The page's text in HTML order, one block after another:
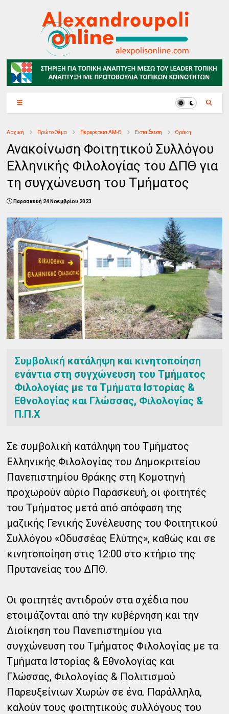
Αρχική Πρώτο Θέμα Περιφέρεια ΑΜ-Θ Εκπαίδευση Θράκη
Ανακοίνωση Φοιτητικού Συλλόγου
Ελληνικής Φιλολογίας του ΔΠΘ για
τη συγχώνευση του Τμήματος
Παρασκευή 24 Νοεμβρίου 2023
Συμβολική κατάληψη και κινητοποίηση
ενάντια στη συγχώνευση του Τμήματος
Φιλολογίας με τα Τμήματα Ιστορίας &
Εθνολογίας και Γλώσσας, Φιλολογίας &
Π.Π.Χ
Σε συμβολική κατάληψη του Τμήματος
Ελληνικής Φιλολογίας του Δημοκριτείου
Πανεπιστημίου Θράκης στη Κομοτηνή
προχωρούν αύριο Παρασκευή, οι φοιτητές
του Τμήματος μετά από απόφαση της
μαζικής Γενικής Συνέλευσης του Φοιτητικού
Συλλόγου «Οδυσσέας Ελύτης», καθώς και σε
κινητοποίηση στις 12:00 στο κτήριο της
Πρυτανείας του ΔΠΘ.
Οι φοιτητές αντιδρούν στα σχέδια που
ετοιμάζονται από την κυβέρνηση και την
Διοίκηση του Πανεπιστημίου για
συγχώνευση του Τμήματος Φιλολογίας με τα
Τμήματα Ιστορίας & Εθνολογίας και
Γλώσσας, Φιλολογίας & Πολιτισμού
Παρευξείνιων Χωρών σε ένα. Παράλληλα,
καλούν τους φοιτητικούς συλλόγους του